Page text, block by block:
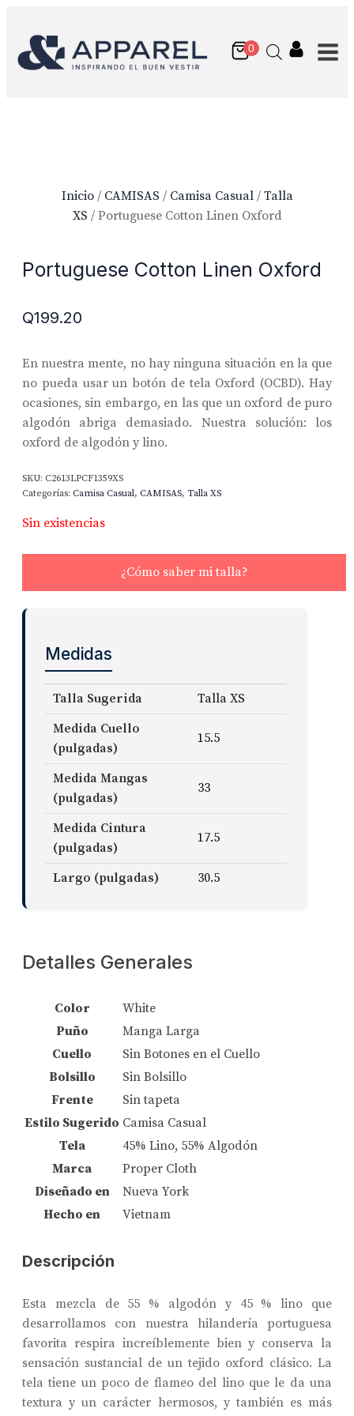
Inicio/ CAMISAS / Camisa Casual/ Talla
XS / Portuguese Cotton Linen Oxford
Portuguese Cotton Linen Oxford
Q199.20
En nuestra mente, no hay ninguna situación en la que
no pueda usar un botón de tela Oxford (OCBD). Hay
ocasiones, sin embargo, en las que un oxford de puro
algodón abriga demasiado. Nuestra solución: los
oxford de algodón y lino.
SKU: C2613LPCF1359XS
Categorías: Camisa Casual, CAMISAS, Talla XS
Sin existencias
¿Cómo saber mi talla?
Medidas
Talla Sugerida
Talla XS
Medida Cuello
(pulgadas)
15.5
Medida Mangas
(pulgadas)
33
Medida Cintura
(pulgadas)
17.5
Largo (pulgadas) 30.5
Detalles Generales
Color
White
Puño
Manga Larga
Cuello
Sin Botones en el Cuello
Bolsillo
Sin Bolsillo
Frente
Sin tapeta
Estilo Sugerido Camisa Casual
Tela
45% Lino, 55% Algodón
Marca
Proper Cloth
Diseñado en
Nueva York
Hecho en
Vietnam
Descripción
Esta mezcla de 55 % algodón y 45 % lino que
desarrollamos con nuestra hilandería portuguesa
favorita respira increíblemente bien y conserva la
sensación sustancial de un tejido oxford clásico. La
tela tiene un poco de flameo del lino que le da una
textura y un carácter hermosos, y también es más